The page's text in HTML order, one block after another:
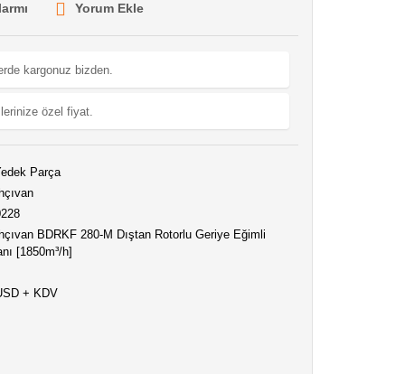
Yorum Ekle
kargonuz bizden.
özel fiyat.
Parça
BDRKF 280-M Dıştan Rotorlu Geriye Eğimli
[1850m³/h]
+ KDV